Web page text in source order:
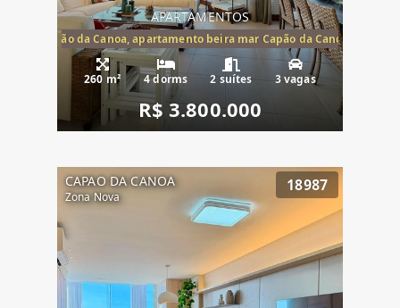
APARTAMENTOS
mar Capão da Canoa, apartamento beira mar Capão da Canoa,
260 m² 4 dorms 2 suítes 3 vagas
R$ 3.800.000
CAPAO DA CANOA
Zona Nova
18987